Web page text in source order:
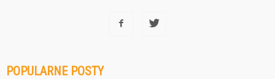
POPULARNE POSTY